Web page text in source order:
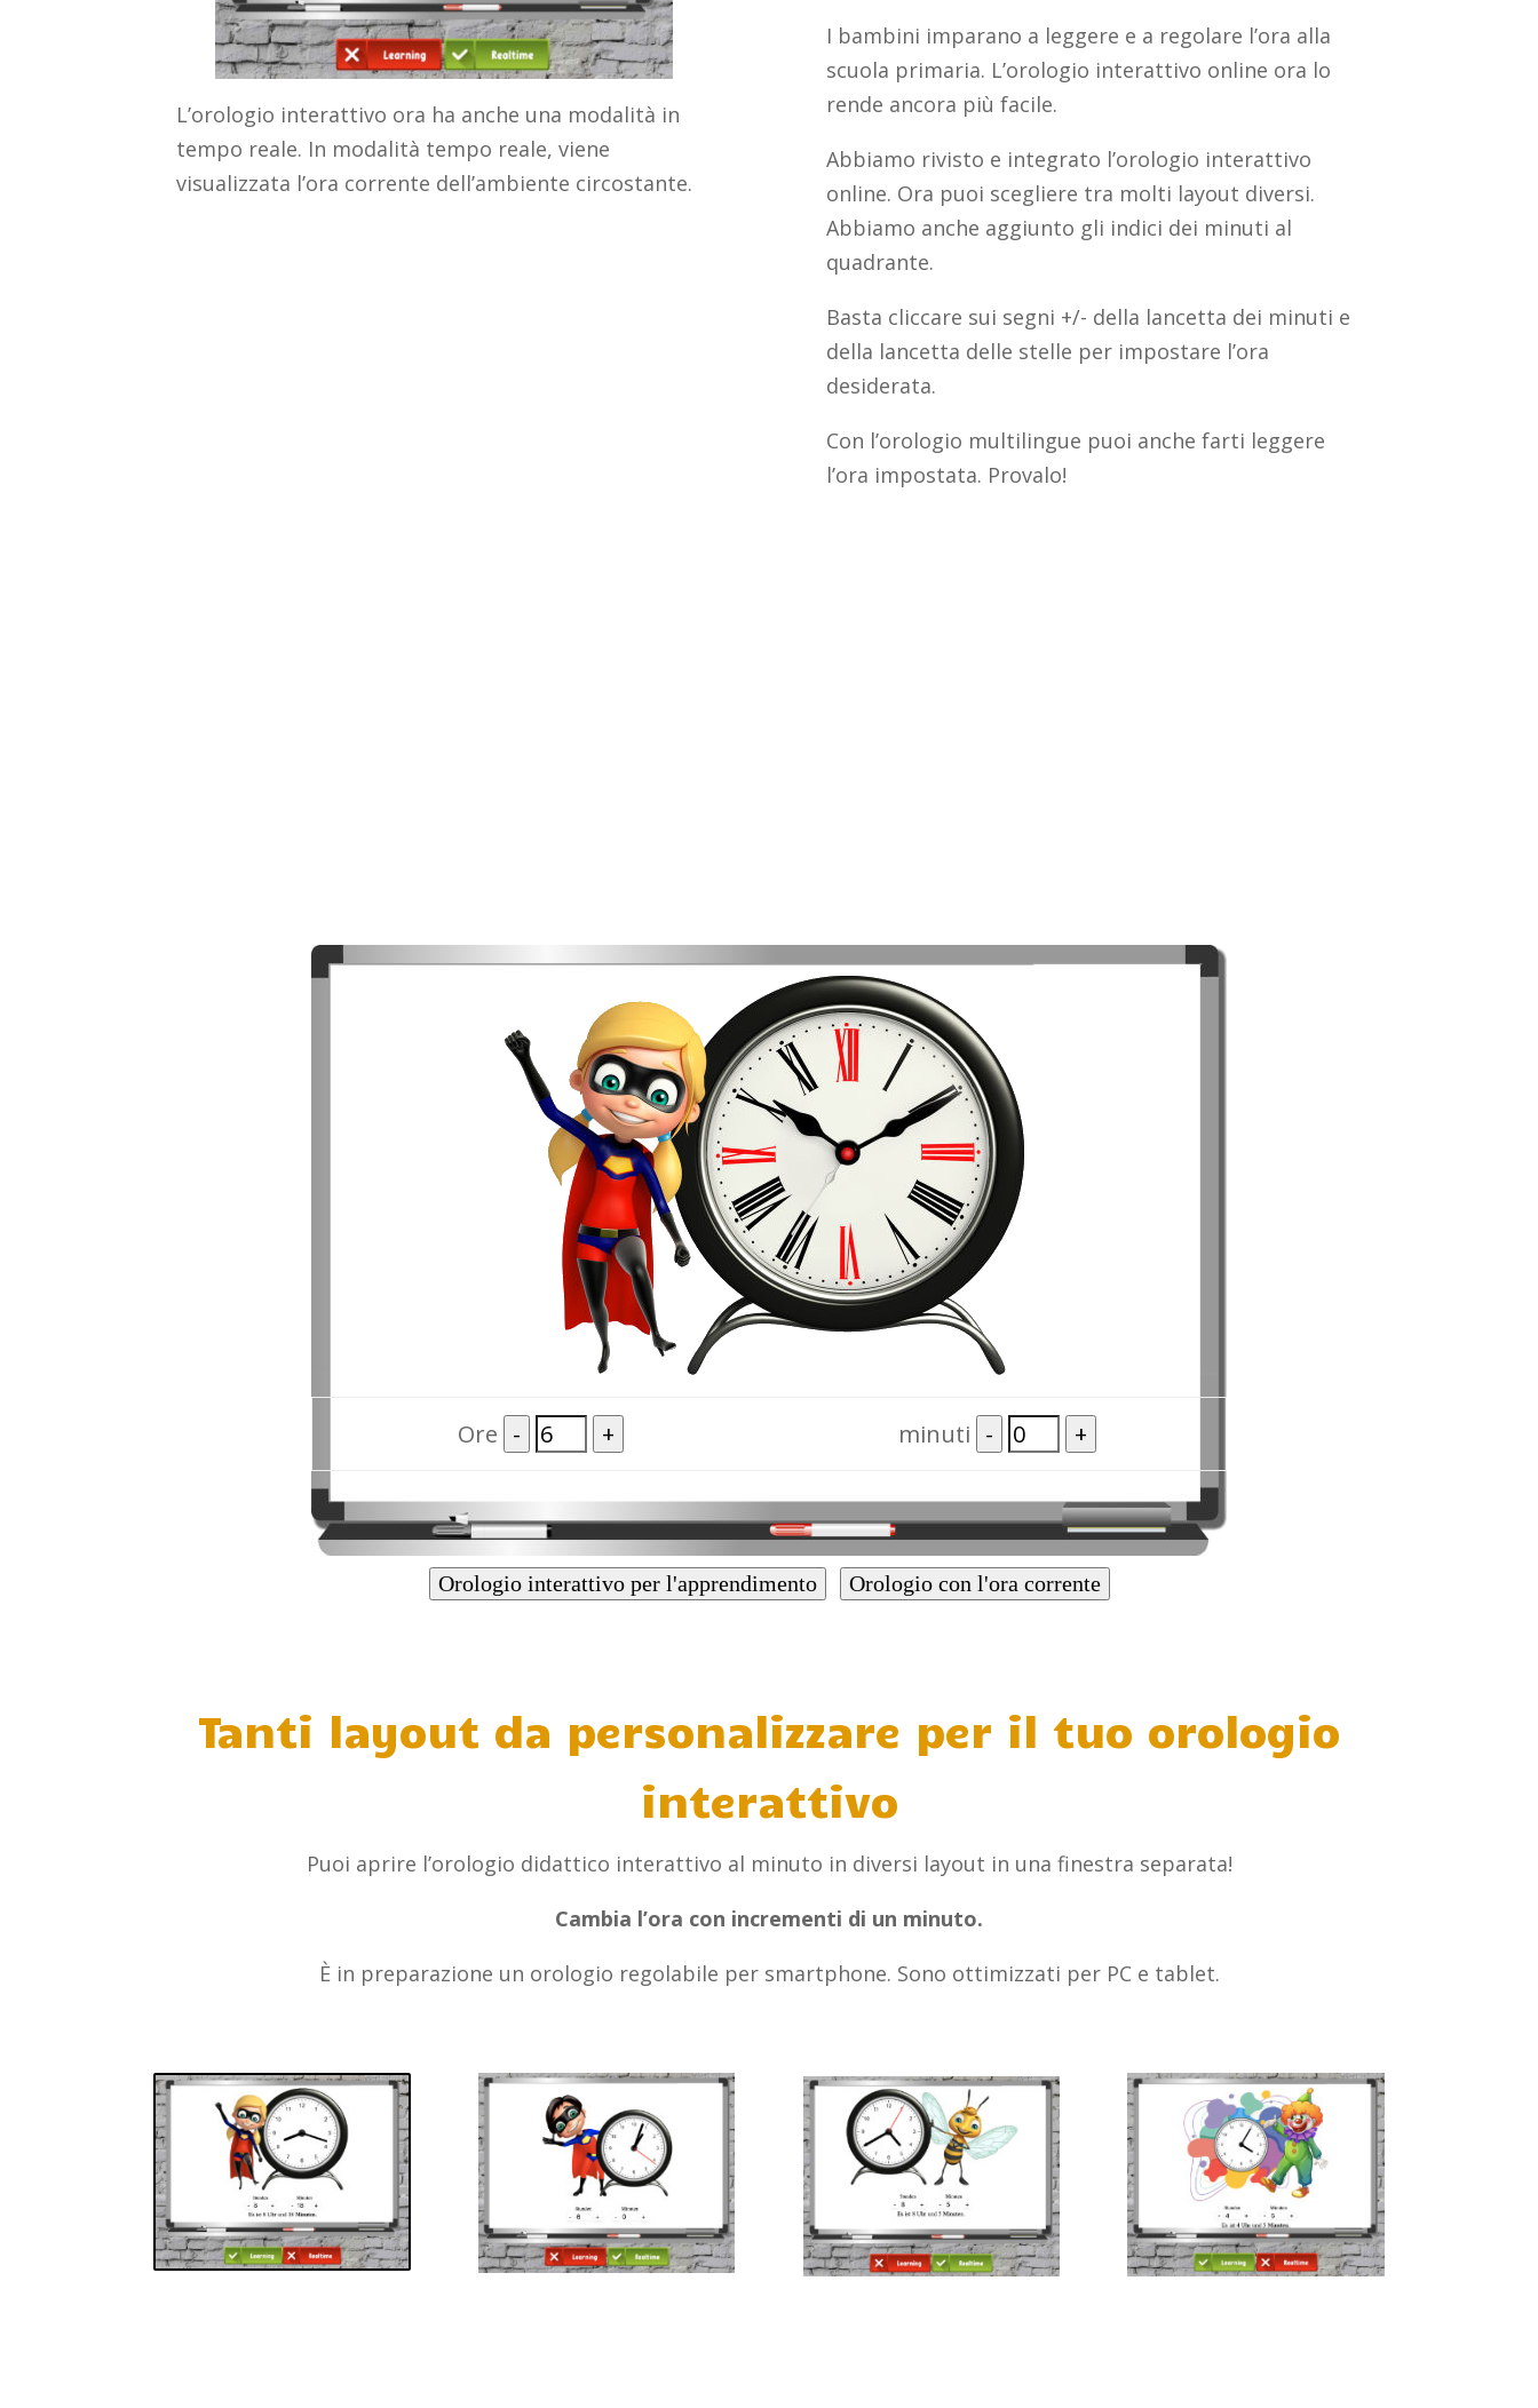
L’orologio interattivo ora ha anche una modalità in
tempo reale. In modalità tempo reale, viene
visualizzata l’ora corrente dell’ambiente circostante.
I bambini imparano a leggere e a regolare l’ora alla
scuola primaria. L’orologio interattivo online ora lo
rende ancora più facile.
Abbiamo rivisto e integrato l’orologio interattivo
online. Ora puoi scegliere tra molti layout diversi.
Abbiamo anche aggiunto gli indici dei minuti al
quadrante.
Basta cliccare sui segni +/- della lancetta dei minuti e
della lancetta delle stelle per impostare l’ora
desiderata.
Con l’orologio multilingue puoi anche farti leggere
l’ora impostata. Provalo!
Ore - + minuti - +
Orologio interattivo per l'apprendimento Orologio con l'ora corrente
Tanti layout da personalizzare per il tuo orologio
interattivo
Puoi aprire l’orologio didattico interattivo al minuto in diversi layout in una finestra separata!
Cambia l’ora con incrementi di un minuto.
È in preparazione un orologio regolabile per smartphone. Sono ottimizzati per PC e tablet.